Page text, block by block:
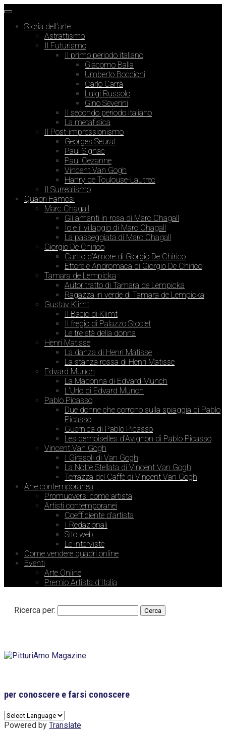
Storia dell’arte
Astrattismo
Il Futurismo
Il primo periodo italiano
Giacomo Balla
Umberto Boccioni
Carlo Carrà
Luigi Russolo
Gino Severini
Il secondo periodo italiano
La metafisica
Il Post-impressionismo
Georges Seurat
Paul Signac
Paul Cezanne
Vincent Van Gogh
Hanry de Toulouse-Lautrec
Il Surrealismo
Quadri Famosi
Marc Chagall
Gli amanti in rosa di Marc Chagall
Io e il villaggio di Marc Chagall
La passeggiata di Marc Chagall
Giorgio De Chirico
Canto d’Amore di Giorgio De Chirico
Ettore e Andromaca di Giorgio De Chirico
Tamara de Lempicka
Autoritratto di Tamara de Lempicka
Ragazza in verde di Tamara de Lempicka
Gustav Klimt
Il Bacio di Klimt
Il fregio di Palazzo Stoclet
Le tre età della donna
Henri Matisse
La danza di Henri Matisse
La stanza rossa di Henri Matisse
Edvard Munch
La Madonna di Edvard Munch
L’Urlo di Edvard Munch
Pablo Picasso
Due donne che corrono sulla spiaggia di Pablo
Picasso
Guernica di Pablo Picasso
Les demoiselles d’Avignon di Pablo Picasso
Vincent Van Gogh
I Girasoli di Van Gogh
La Notte Stellata di Vincent Van Gogh
Terrazza del Caffè di Vincent Van Gogh
Arte contemporanea
Promuoversi come artista
Artisti contemporanei
Coefficiente d’artista
I Redazionali
Sito web
Le interviste
Come vendere quadri online
Eventi
Arte Online
Premio Artista d’Italia
Ricerca per:
per conoscere e farsi conoscere
Powered by Translate